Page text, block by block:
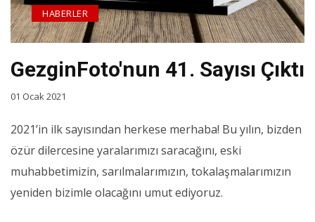
GezginFoto'nun 41. Sayısı Çıktı
HABERLER
01 Ocak 2021
2021’in ilk sayısından herkese merhaba! Bu yılın, bizden
özür dilercesine yaralarımızı saracağını, eski
muhabbetimizin, sarılmalarımızın, tokalaşmalarımızın
yeniden bizimle olacağını umut ediyoruz.